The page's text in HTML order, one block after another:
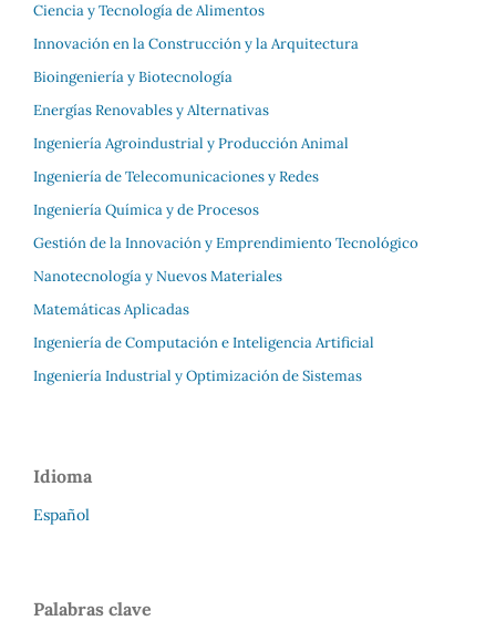
Ciencia y Tecnología de Alimentos
Innovación en la Construcción y la Arquitectura
Bioingeniería y Biotecnología
Energías Renovables y Alternativas
Ingeniería Agroindustrial y Producción Animal
Ingeniería de Telecomunicaciones y Redes
Ingeniería Química y de Procesos
Gestión de la Innovación y Emprendimiento Tecnológico
Nanotecnología y Nuevos Materiales
Matemáticas Aplicadas
Ingeniería de Computación e Inteligencia Artificial
Ingeniería Industrial y Optimización de Sistemas
Idioma
Español
Palabras clave